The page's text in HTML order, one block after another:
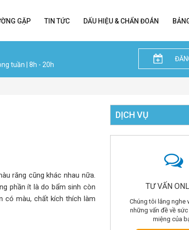
GẶP TIN TỨC DẤU HIỆU & CHẨN ĐOÁN
tuần | 8h - 20h
răng cũng khác nhau nữa.
phần ít là do bẩm sinh còn
có màu, chất kích thích làm
DỊCH VỤ
TƯ VẤN
Chúng tôi lắng nghe
những vấn đề về
miệng của